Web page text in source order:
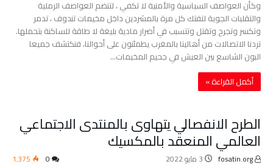
وكأن العواصف السياسية والأمنية لا تكفي ، لتنضم العواصف الرملية
والتقلبات الجوية لتفتك كل مرة بالمشردين داخل مخيمات تندوف ، تدمر
وتكسر وتجرح وتقتل وتتسبب في أضرار مادية بليغة لا طاقة للساكنة بتحملها.
تردنا الاتصالات من أهالينا بالمغرب يطمئنون على أحوالنا، فنكتشف جميعا
البون الشاسع بين العيش في جحيم المخيمات…
‫أكمل القراءة »‬
الطرح الانفصالي يتهاوى بالمنتدى الاجتماعي
العالمي المنعقد بالمكسيك
3 مايو 2022 1٬375